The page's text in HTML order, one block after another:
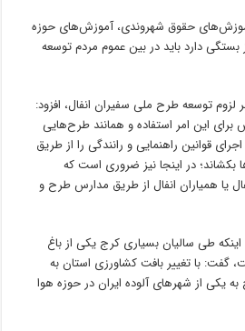
حقوق شهروندی، آموزش‌های حوزه
بستگی دارد باید در بین عموم مردم توسعه
توسعه طرح ملی سفیران انفال، افزود:
این امر استفاده و همانند طرح‌هایی
قوانین راهنمایی و رانندگی را از طریق
بکشاند؛ در اینجا نیز ضروری است که
یا همیاران انفال از طریق مدارس طرح و
طی سالیان بسیاری کرج یکی از باغ
گفت: با تغییر بافت کشاورزی استان به
یکی از شهرهای آلوده ایران در حوزه هوا